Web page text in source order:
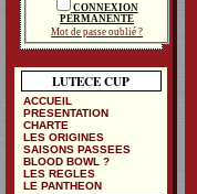
CONNEXION
PERMANENTE
Mot de passe oublié ?
LUTECE CUP
ACCUEIL
PRESENTATION
CHARTE
LES ORIGINES
SAISONS PASSEES
BLOOD BOWL ?
LES REGLES
LE PANTHEON